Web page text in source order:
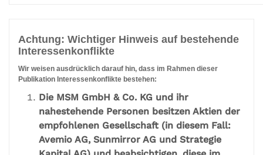
Achtung: Wichtiger Hinweis auf bestehende
Interessenkonflikte
Wir weisen ausdrücklich darauf hin, dass im Rahmen dieser
Publikation Interessenkonflikte bestehen:
Die MSM GmbH & Co. KG und ihr
nahestehende Personen besitzen Aktien der
empfohlenen Gesellschaft (in diesem Fall:
Avemio AG, Sunmirror AG und Strategie